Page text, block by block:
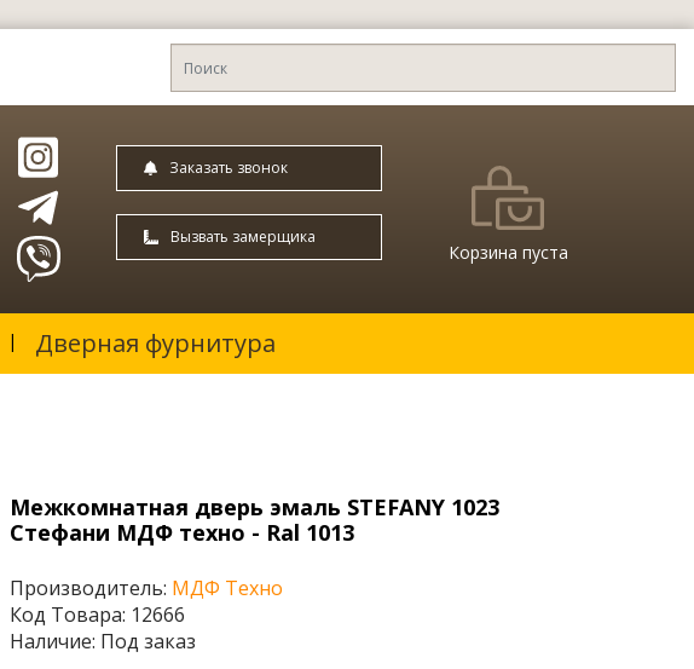
Заказать звонок
Вызвать замерщика
Корзина пуста
Дверная фурнитура
Межкомнатная дверь эмаль STEFANY 1023
Стефани МДФ техно - Ral 1013
Производитель: МДФ Техно
Код Товара: 12666
Наличие: Под заказ